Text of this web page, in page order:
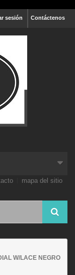
Contáctenos
sesión
mapa del sitio
W/LACE NEGRO